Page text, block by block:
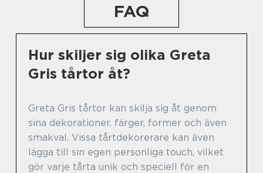
FAQ
Hur skiljer sig olika Greta
Gris tårtor åt?
Greta Gris tårtor kan skilja sig åt genom
sina dekorationer, färger, former och även
smakval. Vissa tårtdekorerare kan även
lägga till sin egen personliga touch, vilket
gör varje tårta unik och speciell för en